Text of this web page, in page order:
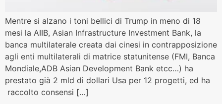
Mentre si alzano i toni bellici di Trump in meno di 18
mesi la AIIB, Asian Infrastructure Investment Bank, la
banca multilaterale creata dai cinesi in contrapposizione
agli enti multilaterali di matrice statunitense (FMI, Banca
Mondiale,ADB Asian Development Bank etcc…) ha
prestato già 2 mld di dollari Usa per 12 progetti, ed ha
raccolto consensi […]